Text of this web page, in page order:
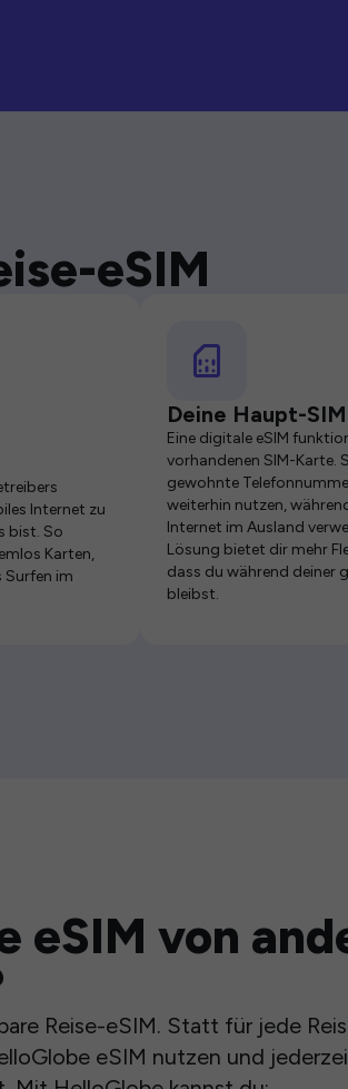
eSIM
Internet zu
bist. So
Karten,
Surfen im
Deine Haupt-
Eine digitale eSIM
vorhandenen SIM-Karte.
gewohnte
weiterhin nutzen,
Internet im Ausland
Lösung bietet dir mehr
dass du während deiner
bleibst.
von
Reise-eSIM. Statt für jede
eSIM nutzen und